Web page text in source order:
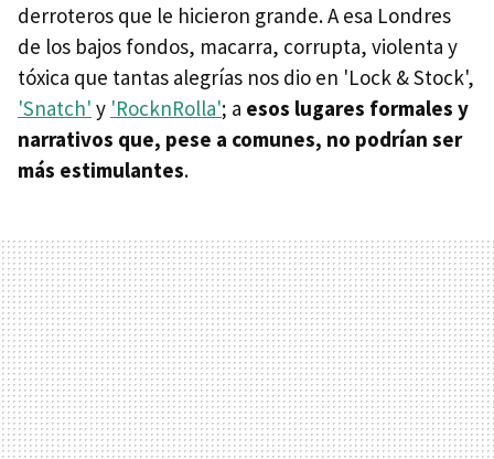
derroteros que le hicieron grande. A esa Londres
de los bajos fondos, macarra, corrupta, violenta y
tóxica que tantas alegrías nos dio en 'Lock & Stock',
'Snatch' y 'RocknRolla'; a esos lugares formales y
narrativos que, pese a comunes, no podrían ser
más estimulantes.